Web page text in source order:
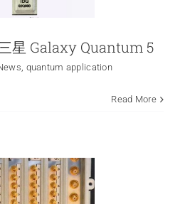
星 Galaxy Quantum 5
, quantum application
Read More
Technology